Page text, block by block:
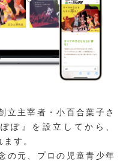
立主宰者・小百合葉子さ
ぽ』を設立してから、
す。
の元、プロの児童青少年